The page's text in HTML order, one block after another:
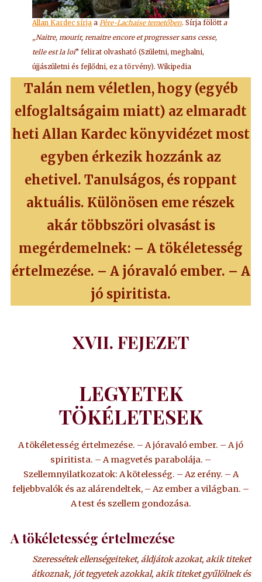
Allan Kardec sírja a Père-Lachaise temetőben. Sírja fölötta
„Naitre, mourir, renaitre encore et progresser sans cesse,
telle est la loi” felirat olvasható (Születni, meghalni,
újjászületni és fejlődni, ez a törvény). Wikipedia
Talán nem véletlen, hogy (egyéb
elfoglaltságaim miatt) az elmaradt
heti Allan Kardec könyvidézet most
egyben érkezik hozzánk az
ehetivel. Tanulságos, és roppant
aktuális. Különösen eme részek
akár többszöri olvasást is
megérdemelnek: – A tökéletesség
értelmezése. – A jóravaló ember. – A
jó spiritista.
XVII. FEJEZET
LEGYETEK
TÖKÉLETESEK
A tökéletesség értelmezése. – A jóravaló ember. – A jó
spiritista. – A magvetés parabolája. –
Szellemnyilatkozatok: A kötelesség. – Az erény. – A
feljebbvalók és az alárendeltek, – Az ember a világban. –
A test és szellem gondozása.
A tökéletesség értelmezése
Szeressétek ellenségeiteket, áldjátok azokat, akik titeket
átkoznak, jót tegyetek azokkal, akik titeket gyűlölnek és